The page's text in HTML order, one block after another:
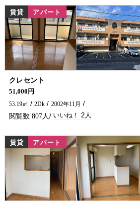
賃貸 アパート
クレセント
エアコン付き、インターネット無料、女性の方にも安心なオートロック付き♪ アパートお探しなら五ヶ瀬不動産へお問合せください！
51,000円
53.19㎡
2Dk 2002年11月
807 2
賃貸 アパート